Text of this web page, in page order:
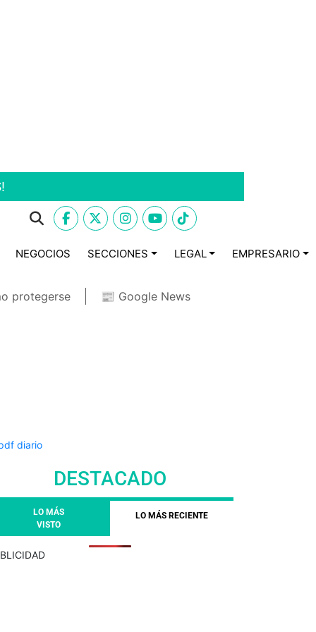
NEGOCIOS SECCIONES LEGAL EMPRESARIO
protegerse 📰 Google News
DESTACADO
LO MÁS
VISTO
LO MÁS RECIENTE